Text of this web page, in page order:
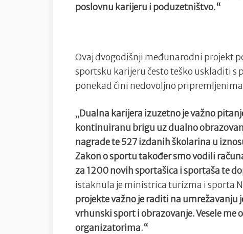
poslovnu karijeru i poduzetništvo.“
Ovaj dvogodišnji međunarodni projekt
sportsku karijeru često teško uskladiti s
ponekad čini nedovoljno
„Dualna karijera izuzetno je važno
kontinuiranu brigu uz dualno
nagrade te 527 izdanih školarina u
Zakon o sportu također smo vodili
za 1200 novih sportašica i sportaša te
istaknula je ministrica turizma i sporta
projekte važno je raditi na umrežavanju
vrhunski sport i obrazovanje. Vesele me
organizatorima.“